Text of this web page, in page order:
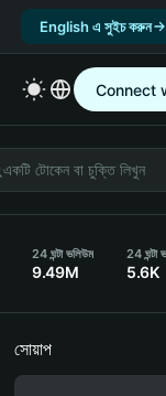
English এ সুইচ করুন
Connect
24 ঘন্টা ভলিউম
9.49M
24 ঘন্টা
5.6K
সোয়াপ